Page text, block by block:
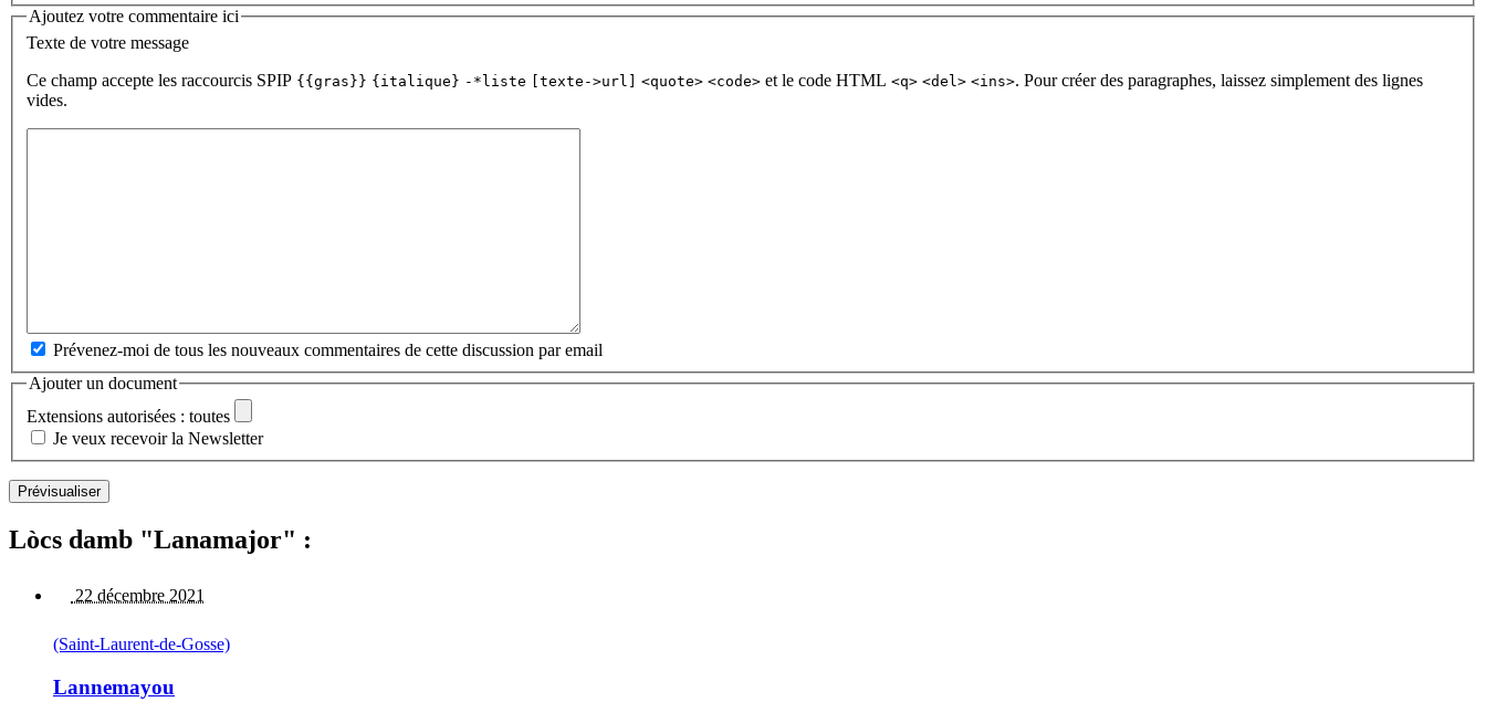
Ajoutez votre commentaire ici
Texte de votre message
Ce champ accepte les raccourcis SPIP {{gras}} {italique} -*liste [texte->url] <quote> <code> et le code HTML <q> <del> <ins>. Pour créer des paragraphes, laissez simplement des lignes
vides.
Prévenez-moi de tous les nouveaux commentaires de cette discussion par email
Ajouter un document
Extensions autorisées : toutes
Je veux recevoir la Newsletter
Lòcs damb "Lanamajor" :
22 décembre 2021
(Saint-Laurent-de-Gosse)
Lannemayou